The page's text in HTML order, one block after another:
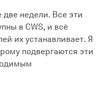
недели. Все эти
в CWS, и всё
их устанавливает. Я
подвергаются эти